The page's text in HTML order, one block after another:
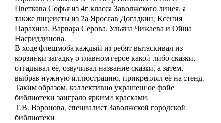
Цветкова Софья из 4г класса Заволжского лицея, а
также лицеисты из 2а Ярослав Догадкин, Ксения
Парахина, Варвара Серова, Ульяна Чижаева и Ойша
Насриддинова.
В ходе флешмоба каждый из ребят вытаскивал из
корзинки загадку о главном герое какой-либо сказки,
отгадывал её, озвучивал название сказки, а затем,
выбрав нужную иллюстрацию, прикреплял её на стенд.
Таким образом, коллективно украшенное фойе
библиотеки заиграло яркими красками.
Т.В. Воронова, специалист Заволжской городской
библиотеки